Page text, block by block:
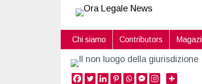
Chi siamo Contributors